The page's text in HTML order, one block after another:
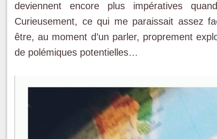
deviennent encore plus impératives
Curieusement, ce qui me paraissait assez
être, au moment d’un parler, proprement
de polémiques potentielles…